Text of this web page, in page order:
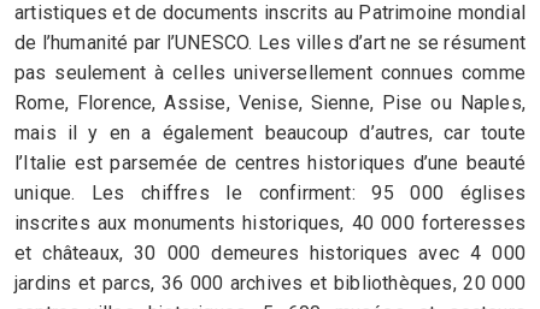
artistiques et de documents inscrits au Patrimoine mondial
de l’humanité par l’UNESCO. Les villes d’art ne se résument
pas seulement à celles universellement connues comme
Rome, Florence, Assise, Venise, Sienne, Pise ou Naples,
mais il y en a également beaucoup d’autres, car toute
l’Italie est parsemée de centres historiques d’une beauté
unique. Les chiffres le confirment: 95 000 églises
inscrites aux monuments historiques, 40 000 forteresses
et châteaux, 30 000 demeures historiques avec 4 000
jardins et parcs, 36 000 archives et bibliothèques, 20 000